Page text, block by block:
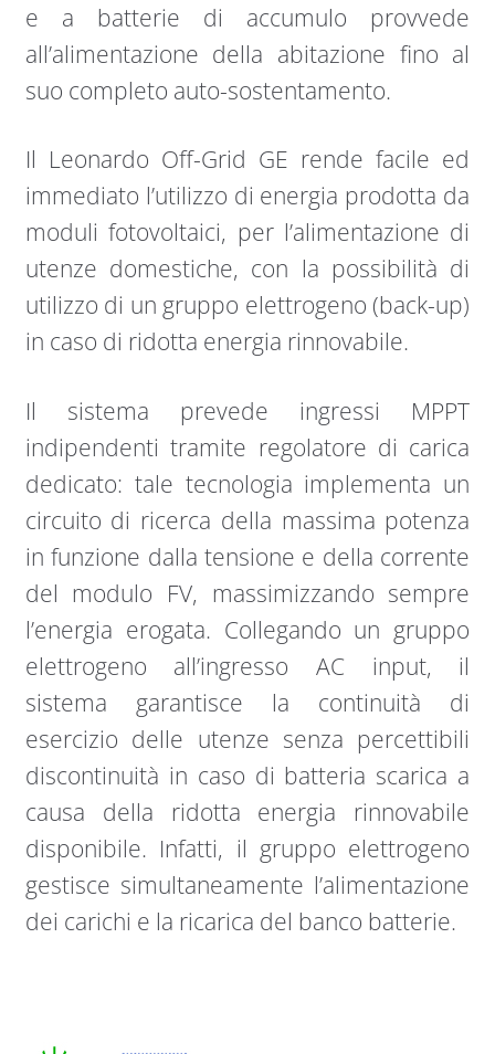
e a batterie di accumulo provvede
all’alimentazione della abitazione fino al
suo completo auto-sostentamento.
Il Leonardo Off-Grid GE rende facile ed
immediato l’utilizzo di energia prodotta da
moduli fotovoltaici, per l’alimentazione di
utenze domestiche, con la possibilità di
utilizzo di un gruppo elettrogeno (back-up)
in caso di ridotta energia rinnovabile.
Il sistema prevede ingressi MPPT
indipendenti tramite regolatore di carica
dedicato: tale tecnologia implementa un
circuito di ricerca della massima potenza
in funzione dalla tensione e della corrente
del modulo FV, massimizzando sempre
l’energia erogata. Collegando un gruppo
elettrogeno all’ingresso AC input, il
sistema garantisce la continuità di
esercizio delle utenze senza percettibili
discontinuità in caso di batteria scarica a
causa della ridotta energia rinnovabile
disponibile. Infatti, il gruppo elettrogeno
gestisce simultaneamente l’alimentazione
dei carichi e la ricarica del banco batterie.